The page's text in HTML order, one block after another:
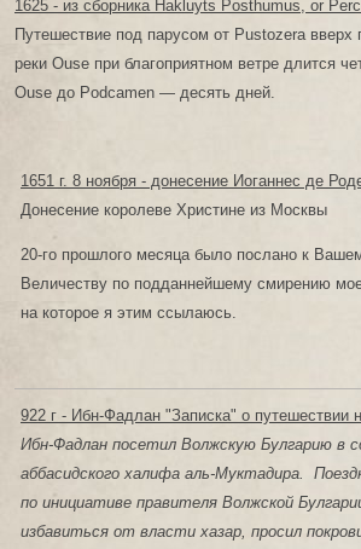
1625 - из сборника Hakluyts Posthumus, or
Путешествие под парусом от Pustozera вверх
реки Ouse при благоприятном ветре длится
Ouse до Podcamen — десять дней.
1651 г. 8 ноября - донесение Иоганнес де
Донесение королеве Христине из Москвы
20-го прошлого месяца было послано к
Величеству по подданнейшему смирению
на которое я этим ссылаюсь.
922 г - Ибн-Фадлан "Записка" о путешествии
Ибн-Фадлан посетил Волжскую Булгарию в
аббасидского халифа аль-Муктадира.
по инициативе правителя Волжской
избавиться от власти хазар, просил